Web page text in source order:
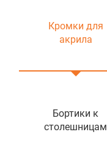
Кромки для
акрила
Бортики к
столешницам